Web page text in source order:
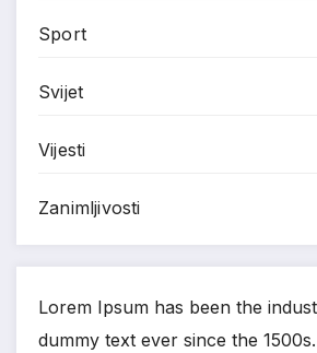
Sport
Svijet
Vijesti
Zanimljivosti
Lorem Ipsum has been the
dummy text ever since the 1500s.